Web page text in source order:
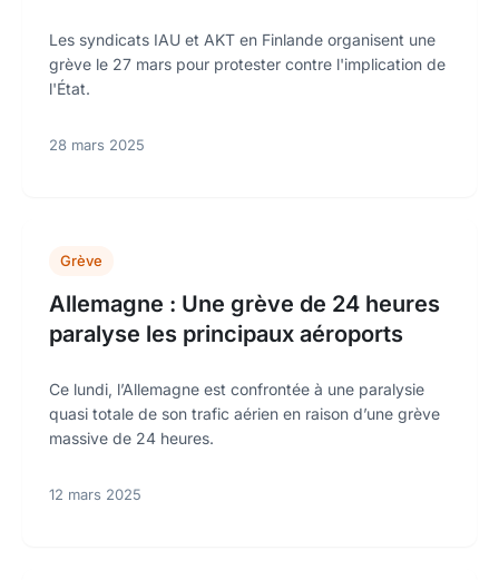
Les syndicats IAU et AKT en Finlande organisent une
grève le 27 mars pour protester contre l'implication de
l'État.
28 mars 2025
Grève
Allemagne : Une grève de 24 heures
paralyse les principaux aéroports
Ce lundi, l’Allemagne est confrontée à une paralysie
quasi totale de son trafic aérien en raison d’une grève
massive de 24 heures.
12 mars 2025